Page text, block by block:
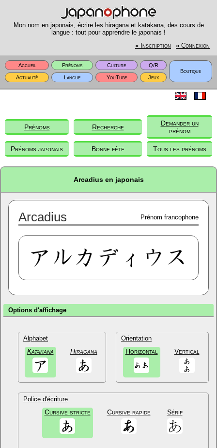
Mon nom en japonais, écrire les hiragana et katakana, des cours de
langue : tout pour apprendre le japonais !
» Inscription » Connexion
Accueil Prénoms Culture
Q/R
Boutique
Actualité
Langue YouTube Jeux
Prénoms Recherche
Demander un
prénom
Prénoms japonais Bonne fête Tous les prénoms
Arcadius en japonais
Arcadius Prénom francophone
Options d'affichage
Alphabet
Katakana Hiragana
Orientation
Horizontal Vertical
Police d'écriture
Cursive stricte Cursive rapide Sérif